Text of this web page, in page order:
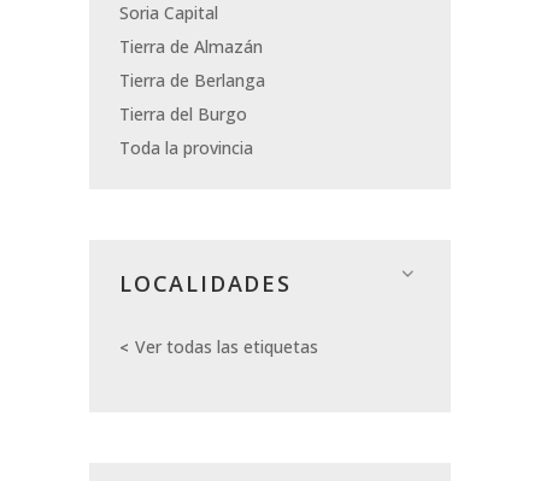
Soria Capital
Tierra de Almazán
Tierra de Berlanga
Tierra del Burgo
Toda la provincia
LOCALIDADES
Ver todas las etiquetas